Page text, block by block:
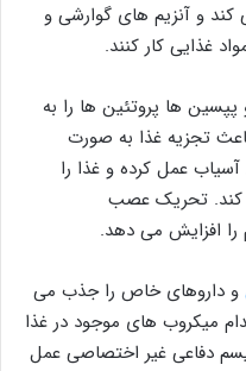
کند و آنزیم های گوارشی و
غذایی کار کنند.
ها پروتئین ها را به
تجزیه غذا به صورت
عمل کرده و غذا را
کند. تحریک عصب
را افزایش می دهد.
و داروهای خاص را جذب می
میکروب های موجود در غذا
دفاعی غیر اختصاصی عمل